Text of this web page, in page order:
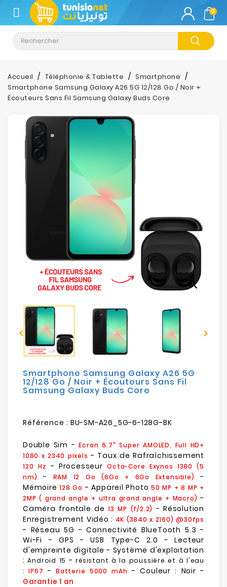
CATÉGORIE
Climatisation
Informatique
Téléphonie
Tablette
Impression
Stockage
Bureautique
Réseau
Sécurité
Mobilités
Loisirs
0
Accueil Téléphonie & Tablette
Smartphone
Smartphone Samsung Galaxy A26 5G 12/128 Go / Noir +
Écouteurs Sans Fil Samsung Galaxy Buds Core
search
 
Smartphone Samsung Galaxy A26 5G
12/128 Go / Noir + Écouteurs Sans Fil
Samsung Galaxy Buds Core
Référence : BU-SM-A26_5G-6-128G-BK
Double Sim -Ecran 6.7" Super AMOLED, Full HD+
1080 x 2340 pixels - Taux de Rafraîchissement
120 Hz - ProcesseurOcta-Core Exynos 1380(5
nm)
- RAM 12 Go (6Go + 6Go Extensible)
-
Mémoire128 Go - Appareil Photo50 MP + 8 MP +
2MP ( grand angle + ultra grand angle + Macro) -
Caméra frontale de13 MP (f/2.2) - Résolution
Enregistrement Vidéo : 4K (3840 x 2160) @30fps
- Réseau 5G - Connectivité BlueTooth 5.3 -
Wi-Fi - GPS - USB Type-C 2.0 - Lecteur
d'empreinte digitale - Système d'exploitation
:Android 15 -résistant à la poussière et à l'eau
:IP67 - Batterie 5000 mAh - Couleur : Noir -
Garantie 1 an